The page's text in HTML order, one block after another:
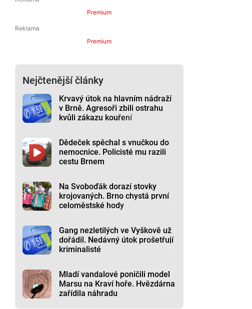
Premium
Premium
Nejčtenější články
Krvavý útok na hlavním nádraží
v Brně. Agresoři zbili ostrahu
kvůli zákazu kouření
Dědeček spěchal s vnučkou do
nemocnice. Policisté mu razili
cestu Brnem
Na Svoboďák dorazí stovky
krojovaných. Brno chystá první
celoměstské hody
Gang nezletilých ve Vyškově už
dořádil. Nedávný útok prošetřují
kriminalisté
Mladí vandalové poničili model
Marsu na Kraví hoře. Hvězdárna
zařídila náhradu